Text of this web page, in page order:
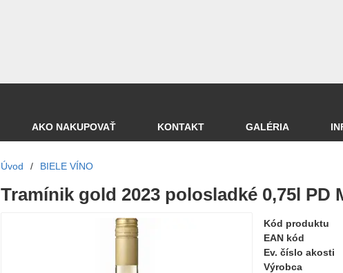
AKO NAKUPOVAŤ KONTAKT GALÉRIA
Úvod / BIELE VÍNO
Tramínik gold 2023 polosladké 0,75l PD
Kód produktu
EAN kód
Ev. číslo akosti
Výrobca